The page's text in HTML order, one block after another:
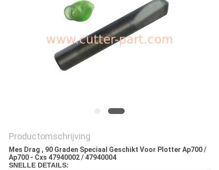
Productomschrijving
Mes Drag , 90 Graden Speciaal Geschikt Voor Plotter Ap700 /
Ap700 - Cxs 47940002 / 47940004
SNELLE DETAILS: